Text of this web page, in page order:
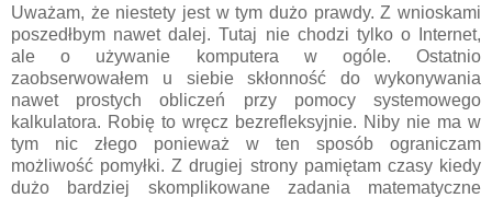
Uważam, że niestety jest w tym dużo prawdy. Z wnioskami
poszedłbym nawet dalej. Tutaj nie chodzi tylko o Internet,
ale o używanie komputera w ogóle. Ostatnio
zaobserwowałem u siebie skłonność do wykonywania
nawet prostych obliczeń przy pomocy systemowego
kalkulatora. Robię to wręcz bezrefleksyjnie. Niby nie ma w
tym nic złego ponieważ w ten sposób ograniczam
możliwość pomyłki. Z drugiej strony pamiętam czasy kiedy
dużo bardziej skomplikowane zadania matematyczne